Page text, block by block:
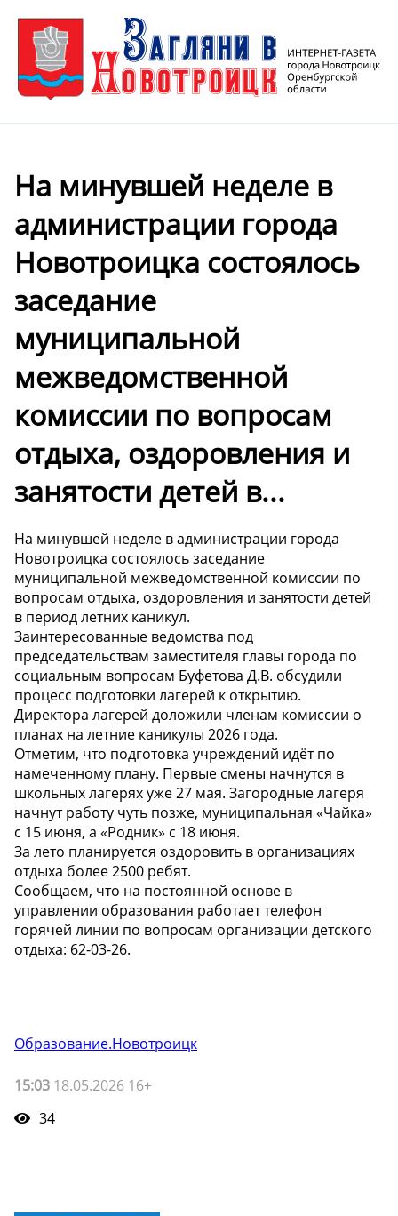
На минувшей неделе в
администрации города
Новотроицка состоялось
заседание
муниципальной
межведомственной
комиссии по вопросам
отдыха, оздоровления и
занятости детей в...
На минувшей неделе в администрации города
Новотроицка состоялось заседание
муниципальной межведомственной комиссии по
вопросам отдыха, оздоровления и занятости детей
в период летних каникул.
Заинтересованные ведомства под
председательствам заместителя главы города по
социальным вопросам Буфетова Д.В. обсудили
процесс подготовки лагерей к открытию.
Директора лагерей доложили членам комиссии о
планах на летние каникулы 2026 года.
Отметим, что подготовка учреждений идёт по
намеченному плану. Первые смены начнутся в
школьных лагерях уже 27 мая. Загородные лагеря
начнут работу чуть позже, муниципальная «Чайка»
с 15 июня, а «Родник» с 18 июня.
За лето планируется оздоровить в организациях
отдыха более 2500 ребят.
Сообщаем, что на постоянной основе в
управлении образования работает телефон
горячей линии по вопросам организации детского
отдыха: 62-03-26.
Образование.Новотроицк
15:03 18.05.2026 16+
34